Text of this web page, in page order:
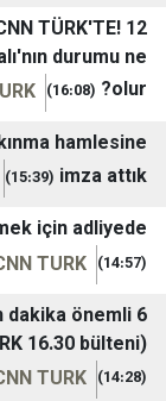
YASASI CNN
var,
CNN TURK
örnek
CNN TURK
ifade vermek
CNN
gününün son
(CNN TÜRK
CNN